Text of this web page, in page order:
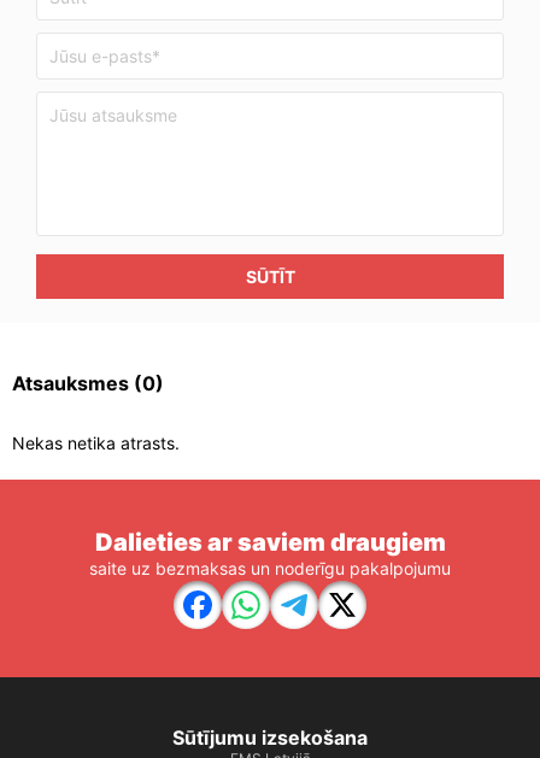
SŪTĪT
Atsauksmes (0)
Nekas netika atrasts.
Dalieties ar saviem draugiem
saite uz bezmaksas un noderīgu pakalpojumu
Sūtījumu izsekošana